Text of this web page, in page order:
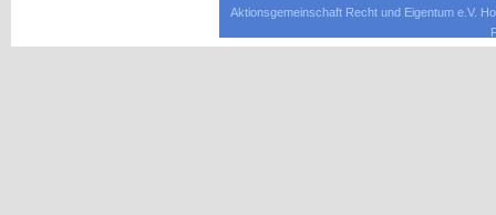
Aktionsgemeinschaft Recht und Eigentum e.V.